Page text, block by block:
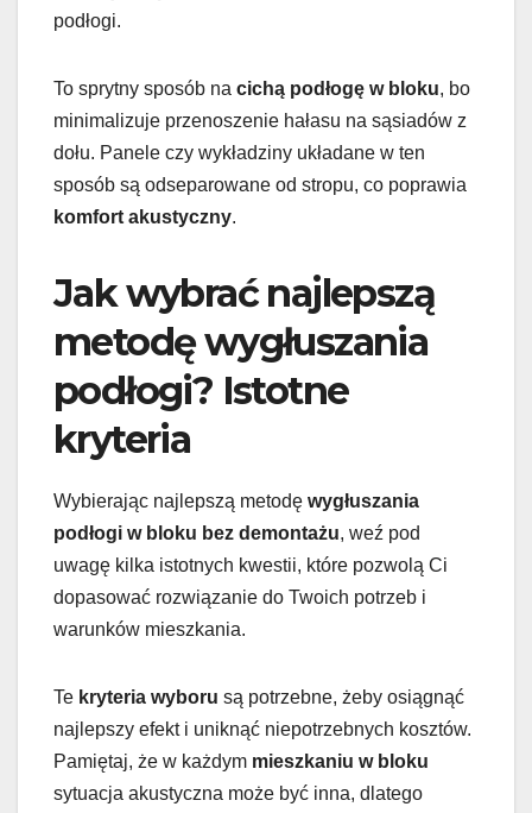
podłogi.
To sprytny sposób na cichą podłogę w bloku, bo
minimalizuje przenoszenie hałasu na sąsiadów z
dołu. Panele czy wykładziny układane w ten
sposób są odseparowane od stropu, co poprawia
komfort akustyczny.
Jak wybrać najlepszą
metodę wygłuszania
podłogi? Istotne
kryteria
Wybierając najlepszą metodę wygłuszania
podłogi w bloku bez demontażu, weź pod
uwagę kilka istotnych kwestii, które pozwolą Ci
dopasować rozwiązanie do Twoich potrzeb i
warunków mieszkania.
Te kryteria wyboru są potrzebne, żeby osiągnąć
najlepszy efekt i uniknąć niepotrzebnych kosztów.
Pamiętaj, że w każdym mieszkaniu w bloku
sytuacja akustyczna może być inna, dlatego